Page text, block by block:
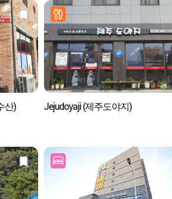
산) Jejudoyaji (제주도야지)